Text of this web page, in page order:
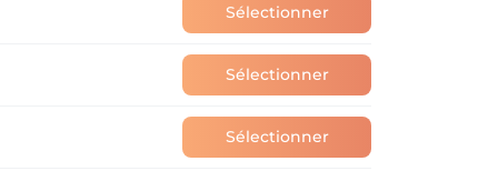
Sélectionner
Sélectionner
Sélectionner